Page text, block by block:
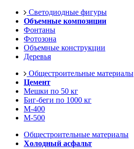
Светодиодные фигуры
Объемные композиции
Фонтаны
Фотозона
Объемные конструкции
Деревья
Общестроительные материалы
Цемент
Мешки по 50 кг
Биг-беги по 1000 кг
М-400
М-500
Общестроительные материалы
Холодный асфальт